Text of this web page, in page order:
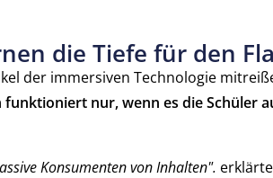
die Tiefe für den
der immersiven Technologie
funktioniert nur, wenn es die Schüler
Konsumenten von Inhalten".